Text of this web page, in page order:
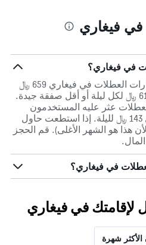
في فيغاري
في فيغاري؟
في المتوسط ، تبلغ تكلفة إيجارات العطلات في فيغاري 659 ﷼
لكل ليلة ، ولكن يعتبر سعر 619 ﷼ لكل ليلة أو أقل صفقة جيدة.
عثر عليه المستخدمون
مؤخراً في فيغاري كان مقابل 143 ﷼ لليلة. إذا استطعت حاول
هذا هو الشهر الأغلى). قم الحجز
في فيغاري؟
لإقامتك في فيغاري
الأكثر شهرة